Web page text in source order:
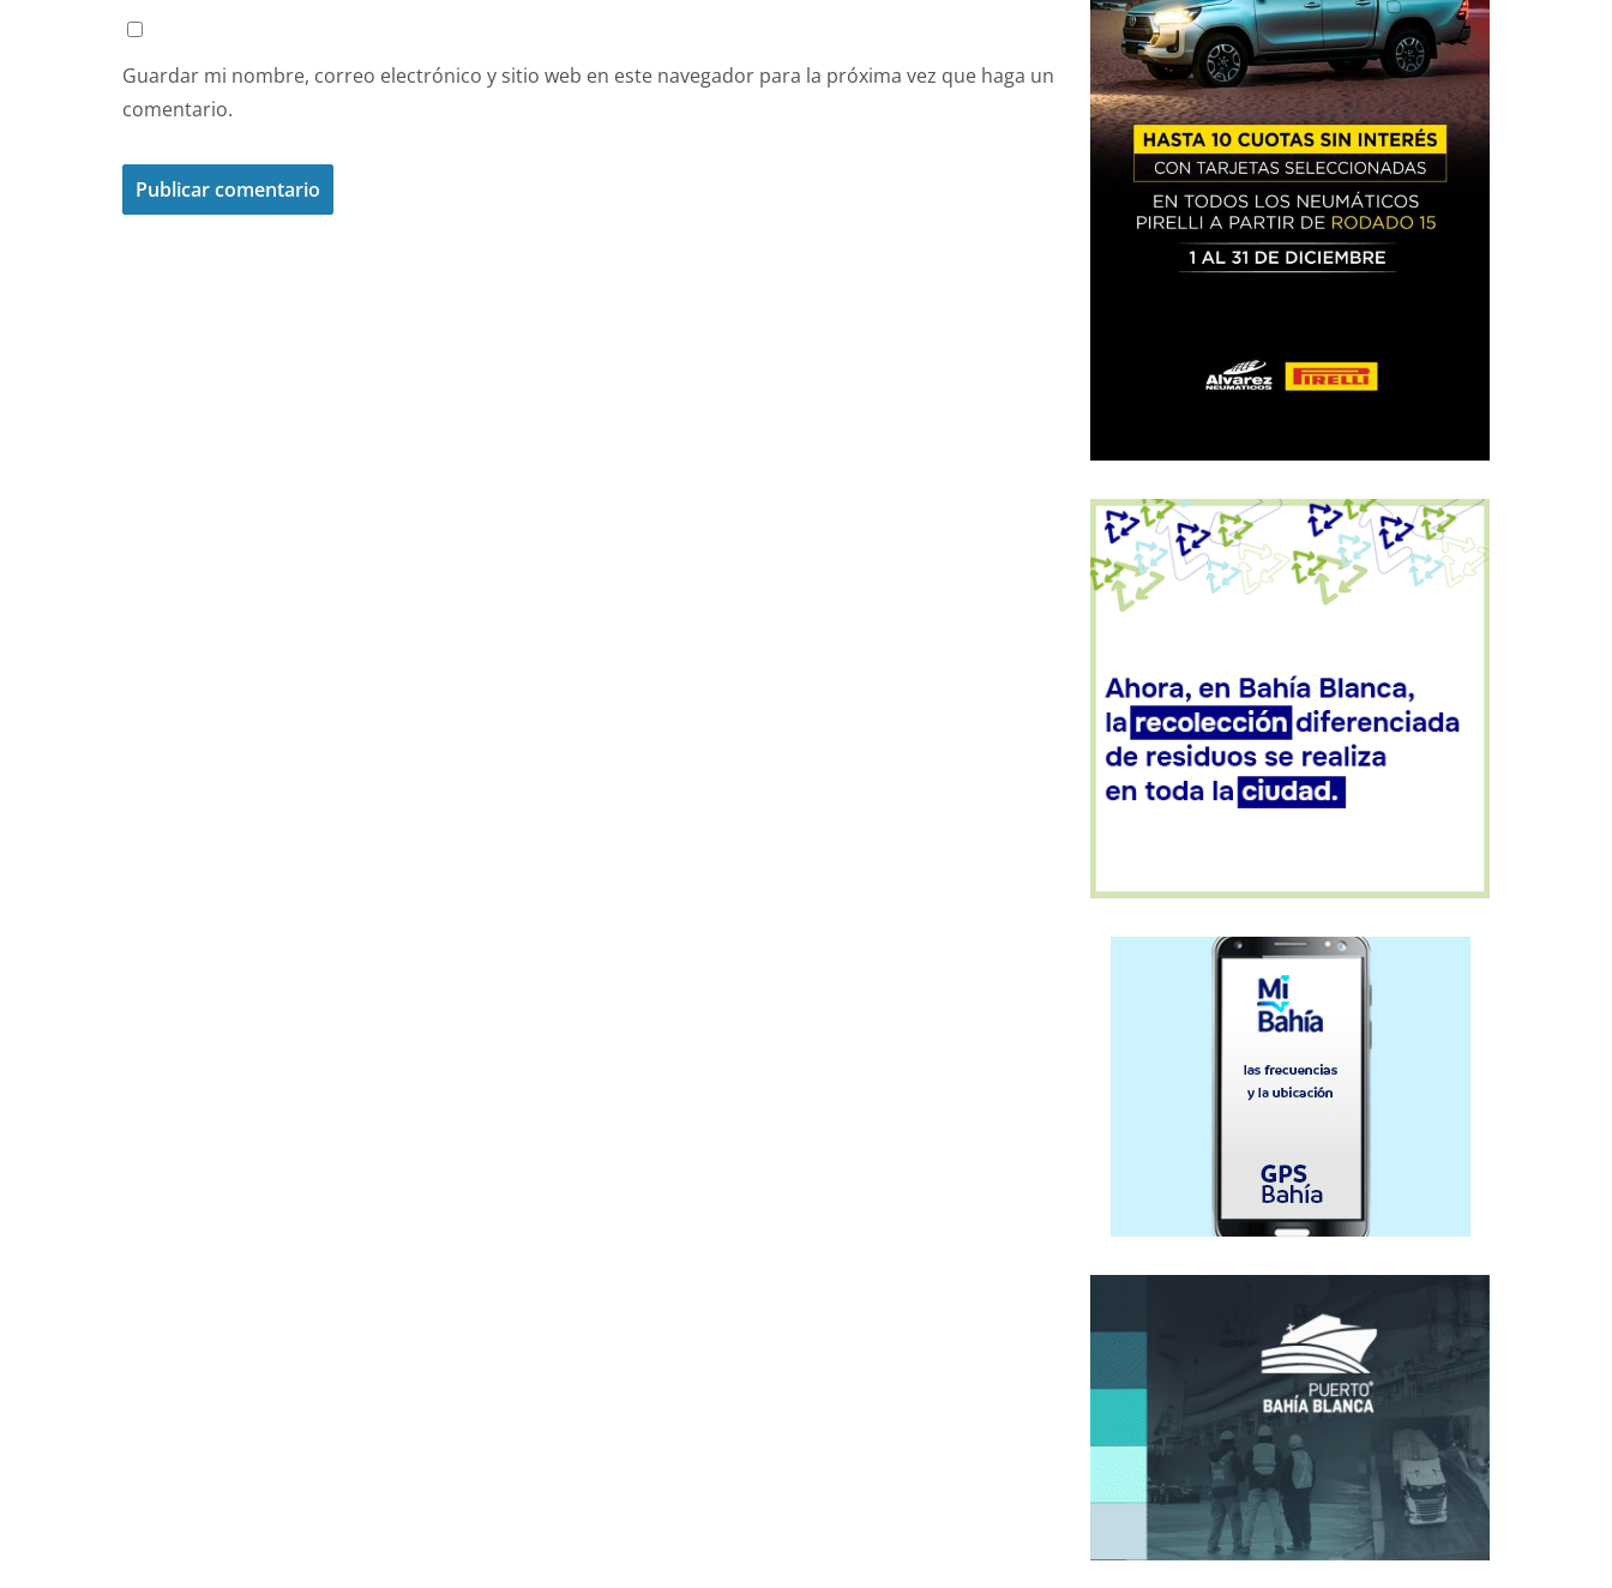
Guardar mi nombre, correo electrónico y sitio web en este navegador para la próxima vez que haga un
comentario.